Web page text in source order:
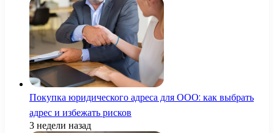
Покупка юридического адреса для ООО: как выбрать
адрес и избежать рисков
3 недели назад